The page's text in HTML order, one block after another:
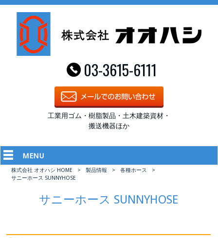
03-3615-6111
工業用ゴム・樹脂製品・土木建築資材・
搬送機器ほか
MENU
株式会社 オオハシ HOME > 製品情報 > 各種ホース
>
サニーホース SUNNYHOSE
サニーホース SUNNYHOSE